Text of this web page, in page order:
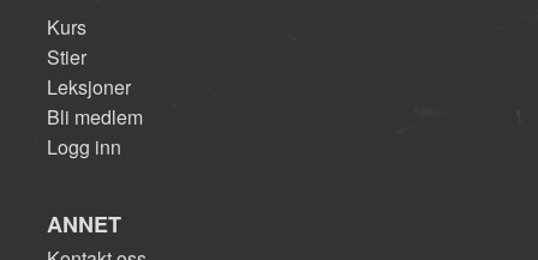
Kurs
Stier
Leksjoner
Bli medlem
Logg inn
ANNET